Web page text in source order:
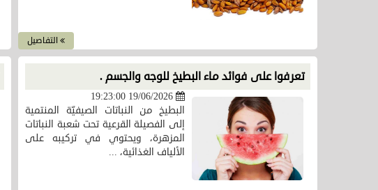
التفاصيل
تعرفوا على فوائد ماء البطيخ للوجه والجسم .
البطيخ من النباتات الصيفيّة المنتمية
إلى الفصيلة القرعية تحت شعبة النباتات
المزهرة، ويحتوي في تركيبه على
الألياف الغذائية، ...